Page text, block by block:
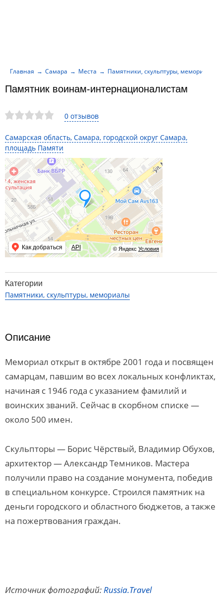
0 отзывов
Самарская область, Самара, городской округ Самара,
площадь Памяти
© Яндекс Условия
Как добраться API
Памятник воинам-интернационалистам
Главная Самара Места Памятники, скульптуры, мемориалы
Категории
Памятники, скульптуры, мемориалы
Описание
Мемориал открыт в октябре 2001 года и посвящен
самарцам, павшим во всех локальных конфликтах,
начиная с 1946 года с указанием фамилий и
воинских званий. Сейчас в скорбном списке —
около 500 имен.
Скульпторы — Борис Чёрствый, Владимир Обухов,
архитектор — Александр Темников. Мастера
получили право на создание монумента, победив
в специальном конкурсе. Строился памятник на
деньги городского и областного бюджетов, а также
на пожертвования граждан.
Источник фотографий:Russia.Travel